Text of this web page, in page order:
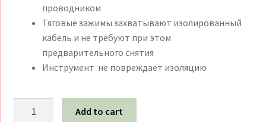
проводником
Тяговые зажимы захватывают изолированный
кабель и не требуют при этом
предварительного снятия
Инструмент не повреждает изоляцию
Add to cart